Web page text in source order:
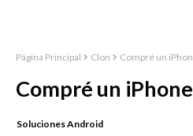
Página Principal Clon Compré un
Compré un
Soluciones Android